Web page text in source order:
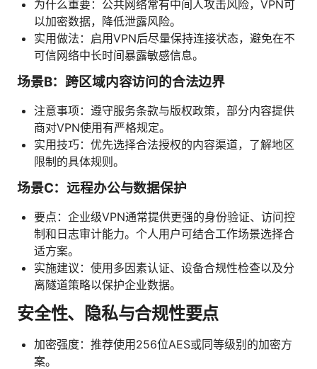
为什么重要：公共网络常有中间人攻击风险，VPN可
以加密数据，降低泄露风险。
实用做法：启用VPN后尽量保持连接状态，避免在不
可信网络中长时间暴露敏感信息。
场景B：跨区域内容访问的合法边界
注意事项：遵守服务条款与版权政策，部分内容提供
商对VPN使用有严格规定。
实用技巧：优先选择合法授权的内容渠道，了解地区
限制的具体规则。
场景C：远程办公与数据保护
要点：企业级VPN通常提供更强的身份验证、访问控
制和日志审计能力。个人用户可结合工作场景选择合
适方案。
实施建议：使用多因素认证、设备合规性检查以及分
离隧道策略以保护企业数据。
安全性、隐私与合规性要点
加密强度：推荐使用256位AES或同等级别的加密方
案。